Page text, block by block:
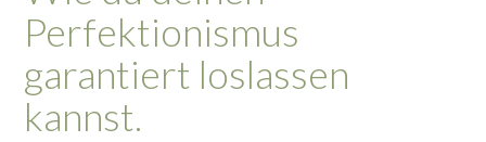
Perfektionismus
garantiert loslassen
kannst.